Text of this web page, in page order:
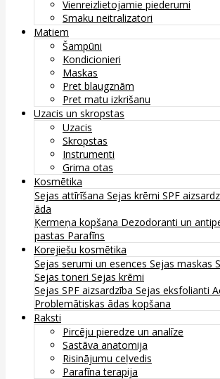
Vienreizlietojamie piederumi
Smaku neitralizatori
Matiem
Šampūni
Kondicionieri
Maskas
Pret blaugznām
Pret matu izkrišanu
Uzacis un skropstas
Uzacis
Skropstas
Instrumenti
Grima otas
Kosmētika
Sejas attīrīšana Sejas krēmi SPF
āda
Ķermeņa kopšana Dezodoranti un
pastas Parafīns
Korejiešu kosmētika
Sejas serumi un esences Sejas maskas
Sejas toneri Sejas krēmi
Sejas SPF aizsardzība Sejas eksfolianti
Problemātiskas ādas kopšana
Raksti
Pircēju pieredze un analīze
Sastāva anatomija
Risinājumu ceļvedis
Parafīna terapija